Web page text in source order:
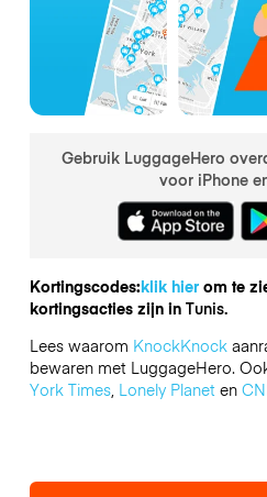
Gebruik LuggageHero
voor iPhone
Kortingscodes:klik hierom te
kortingsacties zijn in Tunis.
Lees waarom KnockKnock
bewaren met LuggageHero.
York Times, Lonely Planeten